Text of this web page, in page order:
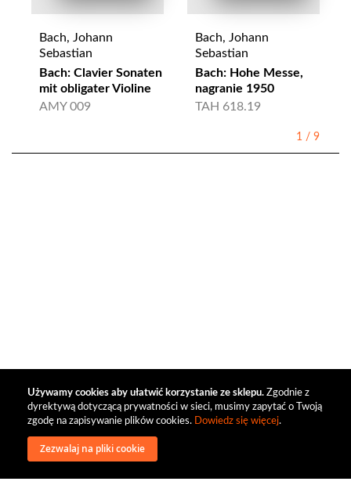
Używamy cookies aby ułatwić korzystanie ze sklepu. Zgodnie z
dyrektywą dotyczącą prywatności w sieci, musimy zapytać o Twoją
zgodę na zapisywanie plików cookies. Dowiedz się więcej.
Zezwalaj na pliki cookie
Bach, Johann
Sebastian
Bach: Clavier Sonaten
mit obligater Violine
AMY 009
Bach, Johann
Sebastian
Bach: Hohe Messe,
nagranie 1950
TAH 618.19
1 / 9